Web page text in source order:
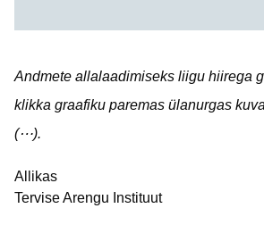
Andmete allalaadimiseks liigu hiirega
klikka graafiku paremas ülanurgas
(⋯).
Allikas
Tervise Arengu Instituut